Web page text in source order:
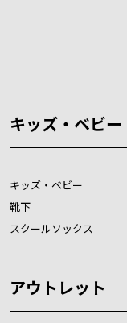
キッズ・ベビー
キッズ・ベビー
靴下
スクールソックス
アウトレット